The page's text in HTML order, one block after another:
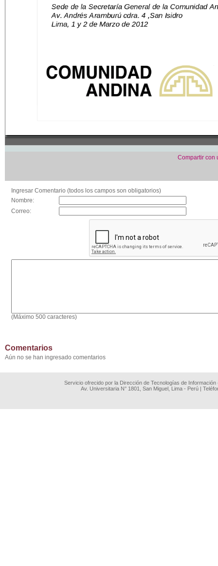
Compartir con
Ingresar Comentario (todos los campos son obligatorios)
Nombre:
Correo:
(Máximo 500 caracteres)
Comentarios
Aún no se han ingresado comentarios
Servicio ofrecido por la Dirección de Tecnologías de
Av. Universitaria N° 1801, San Miguel, Lima - Perú |